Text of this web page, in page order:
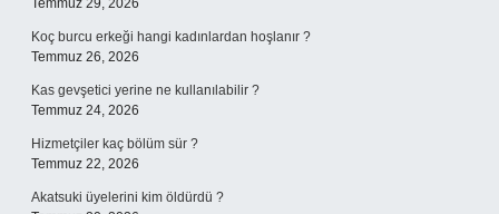
Temmuz 29, 2026
Koç burcu erkeği hangi kadınlardan hoşlanır ?
Temmuz 26, 2026
Kas gevşetici yerine ne kullanılabilir ?
Temmuz 24, 2026
Hizmetçiler kaç bölüm sür ?
Temmuz 22, 2026
Akatsuki üyelerini kim öldürdü ?